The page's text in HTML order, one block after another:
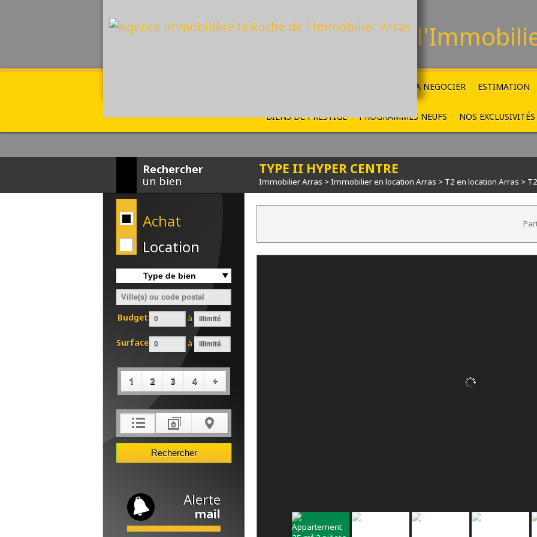
A NEGOCIER ESTIMATION
BIENS DE PRESTIGE PROGRAMMES NEUFS NOS EXCLUSIVITÉS
La Ruchede
Rechercher
un bien
TYPE II HYPER CENTRE
Immobilier Arras >Immobilier en location Arras > T2 en location Arras >
Achat
Location
Type de bien
Budget à
Surface à
1 2 3 4 +
Alerte
mail